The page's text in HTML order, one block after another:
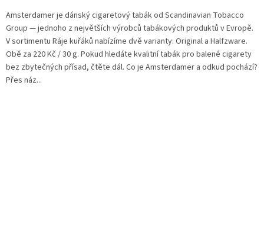
Amsterdamer je dánský cigaretový tabák od Scandinavian Tobacco
Group — jednoho z největších výrobců tabákových produktů v Evropě.
V sortimentu Ráje kuřáků nabízíme dvě varianty: Original a Halfzware.
Obě za 220 Kč / 30 g. Pokud hledáte kvalitní tabák pro balené cigarety
bez zbytečných přísad, čtěte dál. Co je Amsterdamer a odkud pochází?
Přes náz...